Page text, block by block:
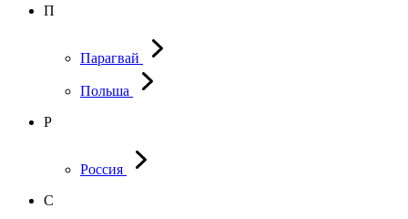
П
Парагвай
Польша
Р
Россия
С